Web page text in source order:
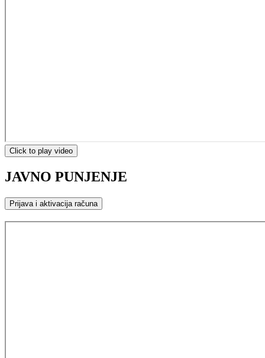
Click to play video
JAVNO PUNJENJE
Prijava i aktivacija računa